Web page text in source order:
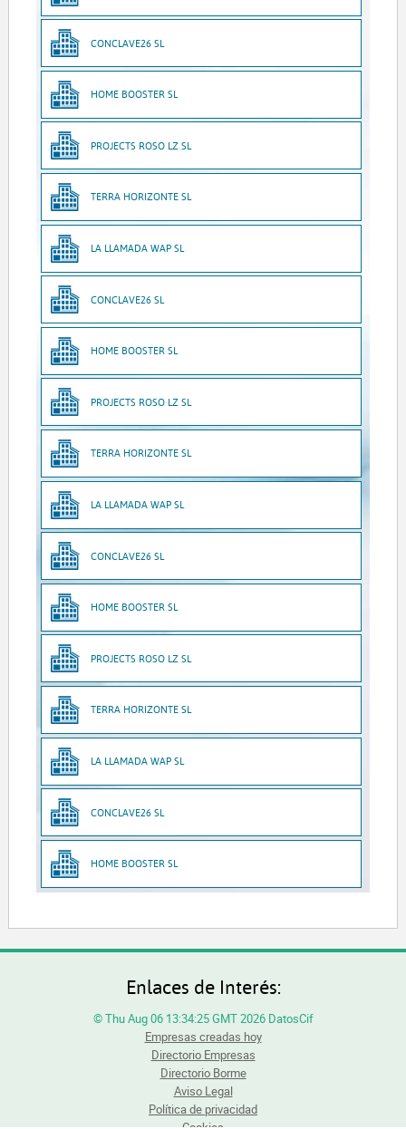
CONCLAVE26 SL
HOME BOOSTER SL
PROJECTS ROSO LZ SL
TERRA HORIZONTE SL
LA LLAMADA WAP SL
CONCLAVE26 SL
HOME BOOSTER SL
PROJECTS ROSO LZ SL
TERRA HORIZONTE SL
LA LLAMADA WAP SL
CONCLAVE26 SL
HOME BOOSTER SL
PROJECTS ROSO LZ SL
TERRA HORIZONTE SL
LA LLAMADA WAP SL
CONCLAVE26 SL
HOME BOOSTER SL
Enlaces de Interés:
© Thu Aug 06 13:34:25 GMT 2026 DatosCif
Empresas creadas hoy
Directorio Empresas
Directorio Borme
Aviso Legal
Política de privacidad